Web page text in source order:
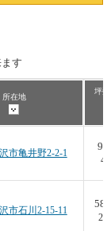
す
所在地
坪
市亀井野2-2-1
市石川2-15-11